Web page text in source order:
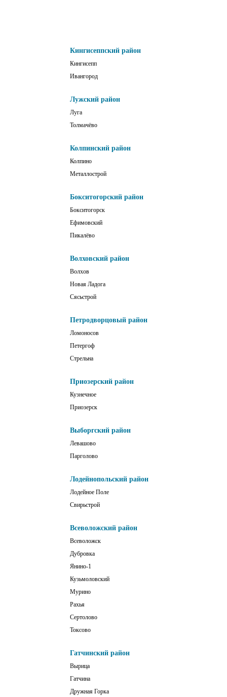
Кингисеппский район
Кингисепп
Ивангород
Лужский район
Луга
Толмачёво
Колпинский район
Колпино
Металлострой
Бокситогорский район
Бокситогорск
Ефимовский
Пикалёво
Волховский район
Волхов
Новая Ладога
Сясьстрой
Петродворцовый район
Ломоносов
Петергоф
Стрельна
Приозерский район
Кузнечное
Приозерск
Выборгский район
Левашово
Парголово
Лодейнопольский район
Лодейное Поле
Свирьстрой
Всеволожский район
Всеволожск
Дубровка
Янино-1
Кузьмоловский
Мурино
Рахья
Сертолово
Токсово
Гатчинский район
Вырица
Гатчина
Дружная Горка